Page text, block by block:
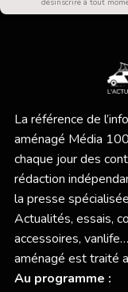
désinscrire à tout
La référence de
aménagé Média
chaque jour des
rédaction
la presse
Actualités, essais,
accessoires,
aménagé est traité
Au programme :